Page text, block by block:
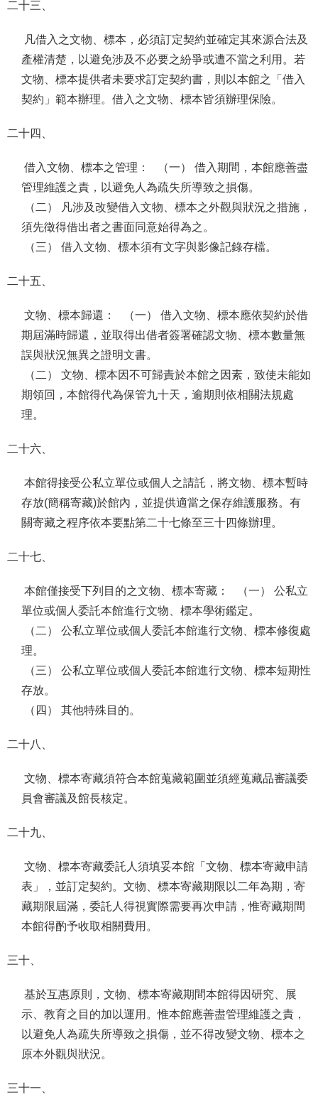
二十三、
凡借入之文物、標本，必須訂定契約並確定其來源合法及
產權清楚，以避免涉及不必要之紛爭或遭不當之利用。若
文物、標本提供者未要求訂定契約書，則以本館之「借入
契約」範本辦理。借入之文物、標本皆須辦理保險。
二十四、
借入文物、標本之管理： （一） 借入期間，本館應善盡
管理維護之責，以避免人為疏失所導致之損傷。
（二） 凡涉及改變借入文物、標本之外觀與狀況之措施，
須先徵得借出者之書面同意始得為之。
（三） 借入文物、標本須有文字與影像記錄存檔。
二十五、
文物、標本歸還： （一） 借入文物、標本應依契約於借
期屆滿時歸還，並取得出借者簽署確認文物、標本數量無
誤與狀況無異之證明文書。
（二） 文物、標本因不可歸責於本館之因素，致使未能如
期領回，本館得代為保管九十天，逾期則依相關法規處
理。
二十六、
本館得接受公私立單位或個人之請託，將文物、標本暫時
存放(簡稱寄藏)於館內，並提供適當之保存維護服務。有
關寄藏之程序依本要點第二十七條至三十四條辦理。
二十七、
本館僅接受下列目的之文物、標本寄藏： （一） 公私立
單位或個人委託本館進行文物、標本學術鑑定。
（二） 公私立單位或個人委託本館進行文物、標本修復處
理。
（三） 公私立單位或個人委託本館進行文物、標本短期性
存放。
（四） 其他特殊目的。
二十八、
文物、標本寄藏須符合本館蒐藏範圍並須經蒐藏品審議委
員會審議及館長核定。
二十九、
文物、標本寄藏委託人須填妥本館「文物、標本寄藏申請
表」，並訂定契約。文物、標本寄藏期限以二年為期，寄
藏期限屆滿，委託人得視實際需要再次申請，惟寄藏期間
本館得酌予收取相關費用。
三十、
基於互惠原則，文物、標本寄藏期間本館得因研究、展
示、教育之目的加以運用。惟本館應善盡管理維護之責，
以避免人為疏失所導致之損傷，並不得改變文物、標本之
原本外觀與狀況。
三十一、